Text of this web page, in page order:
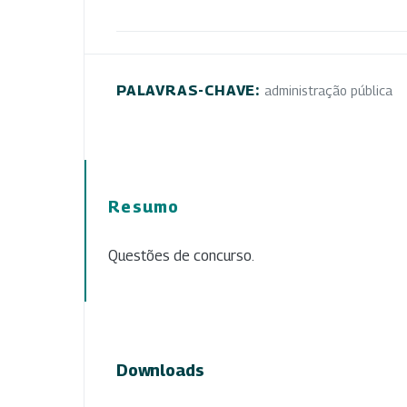
PALAVRAS-CHAVE: administração pública
Resumo
Questões de concurso.
Downloads